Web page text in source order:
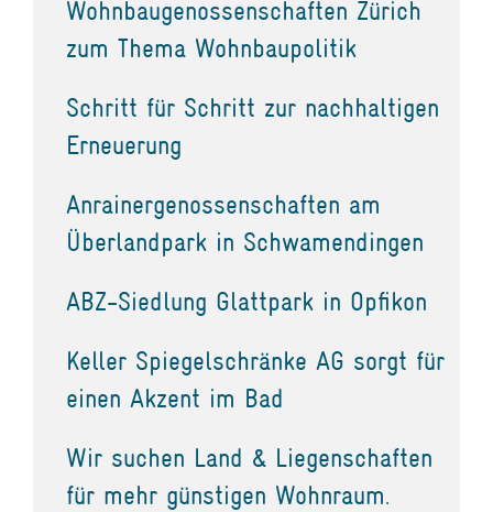
Wohnbaugenossenschaften Zürich
zum Thema Wohnbaupolitik
Schritt für Schritt zur nachhaltigen
Erneuerung
Anrainergenossenschaften am
Überlandpark in Schwamendingen
ABZ-Siedlung Glattpark in Opfikon
Keller Spiegelschränke AG sorgt für
einen Akzent im Bad
Wir suchen Land & Liegenschaften
für mehr günstigen Wohnraum.